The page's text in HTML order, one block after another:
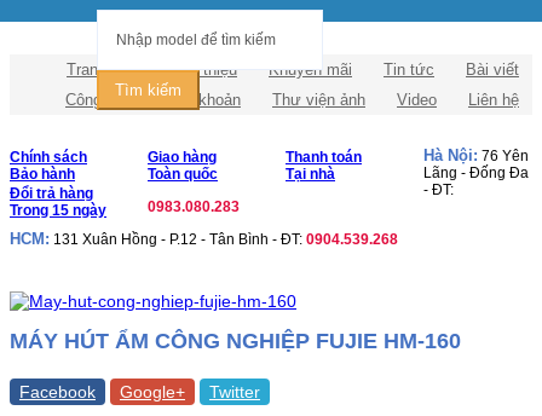
Tìm kiếm
Trang chủ Giới thiệu Khuyến mãi Tin tức
Bài viết
Công nghệ
Tài khoản Thư viện ảnh Video Liên hệ
Chính sách
Bảo hành
Giao hàng
Toàn quốc
Thanh toán
Tại nhà
Đổi trả hàng
Trong 15 ngày
Hà Nội: 76 Yên
Lãng - Đống Đa
- ĐT:
0983.080.283
HCM: 131 Xuân Hồng - P.12 - Tân Bình - ĐT: 0904.539.268
MÁY HÚT ẨM CÔNG NGHIỆP FUJIE HM-160
Facebook Google+ Twitter